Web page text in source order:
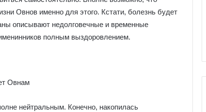
Овнов именно для этого. Кстати, болезнь будет
описывают недолговечные и временные
полным выздоровлением.
нейтральным. Конечно, накопилась
а
Ч
е
к